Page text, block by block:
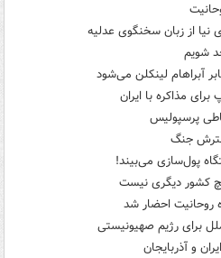
از زبان سخنگوی عدلیه
شویم
آبراهام لینکلن می‌شود
مذاکره با ایران
پرسپولیس
جنگ
پول‌سازی می‌بیند!
کشور دیگری نیست
روحانیت احضار شد
برای رژیم صهیونیستی
و آذربایجان